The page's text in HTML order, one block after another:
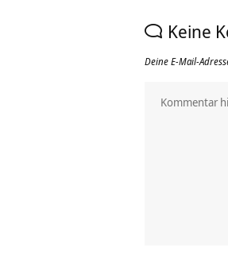
Keine
Deine E-Mail-